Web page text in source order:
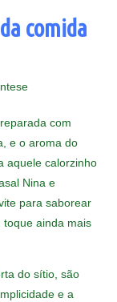
comida
com
e o aroma do
aquele calorzinho
Nina e
para saborear
ainda mais
do sítio, são
e a